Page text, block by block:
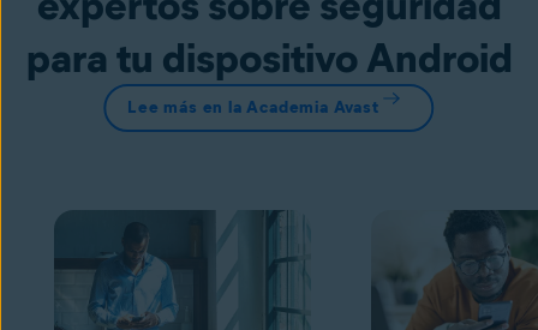
para tu dispositivo Android
Lee más en la Academia Avast